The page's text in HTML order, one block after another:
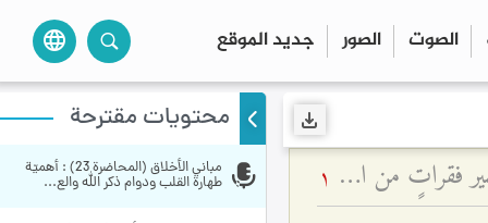
الصوت الصور جديد الموقع language
ضرورة المراقبة في طريق العرفان من أجل الوصول إلى مقام الفناء في الله - تفسير فقراتٍ من الحديث القدسي: يا عيسى! (۲) 1
محتويات مقترحة
طهارة القلب ودوام ذكر الله والع...